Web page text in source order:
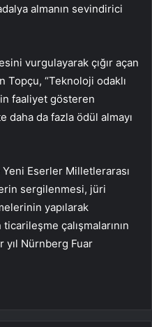
almanın sevindirici
vurgulayarak çığır açan
“Teknoloji odaklı
faaliyet gösteren
daha da fazla ödül almayı
Eserler Milletlerarası
sergilenmesi, jüri
yapılarak
çalışmalarının
yıl Nürnberg Fuar